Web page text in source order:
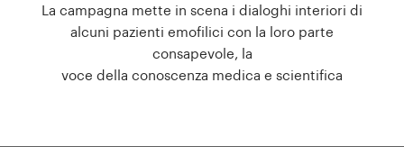
La campagna mette in scena i dialoghi interiori di
alcuni pazienti emofilici con la loro parte
consapevole, la
voce della conoscenza medica e scientifica